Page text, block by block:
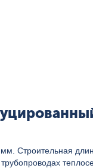
Строительная